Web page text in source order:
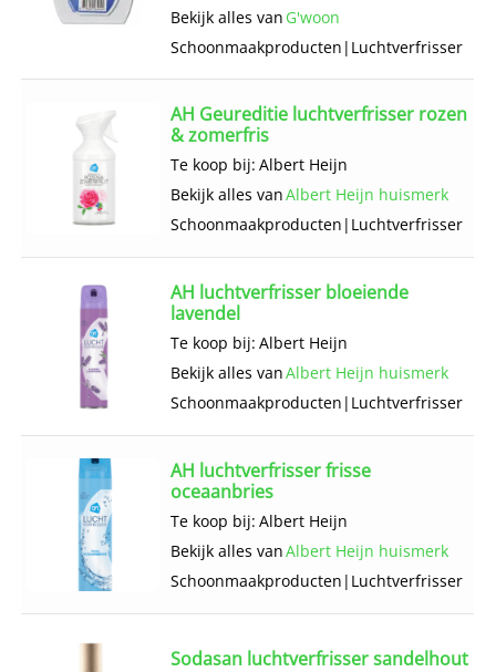
Bekijk alles van G'woon
Schoonmaak­producten | Luchtverfrisser
AH Geureditie luchtverfrisser rozen
& zomerfris
Te koop bij: Albert Heijn
Bekijk alles vanAlbert Heijn huismerk
Schoonmaak­producten | Luchtverfrisser
AH luchtverfrisser bloeiende
lavendel
Te koop bij: Albert Heijn
Bekijk alles vanAlbert Heijn huismerk
Schoonmaak­producten | Luchtverfrisser
AH luchtverfrisser frisse
oceaanbries
Te koop bij: Albert Heijn
Bekijk alles vanAlbert Heijn huismerk
Schoonmaak­producten | Luchtverfrisser
Sodasan luchtverfrisser sandelhout